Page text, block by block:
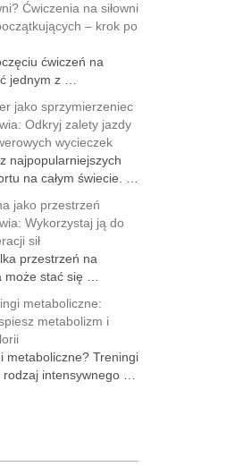
Ćwiczenia na siłowni
– krok po
ćwiczeń na
jednym z …
jako sprzymierzeniec
Odkryj zalety jazdy
wycieczek
najpopularniejszych
na całym świecie. …
jako przestrzeń
Wykorzystaj ją do
sił
przestrzeń na
może stać się …
metaboliczne:
metabolizm i
metaboliczne? Treningi
intensywnego …